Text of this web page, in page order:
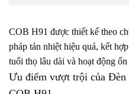
COB H91 được thiết kế theo
pháp tản nhiệt hiệu quả, kết
tuổi thọ lâu dài và hoạt động
Ưu điểm vượt trội của